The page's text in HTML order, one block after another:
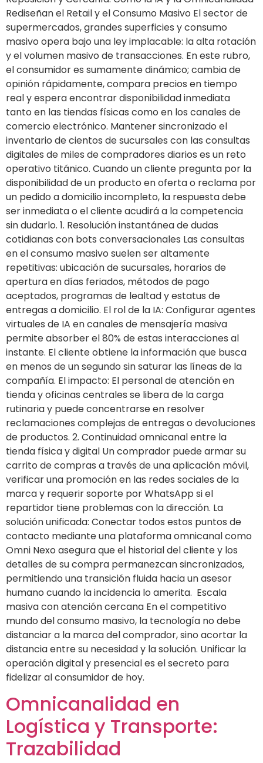
Rediseñan el Retail y el Consumo Masivo El sector de
supermercados, grandes superficies y consumo
masivo opera bajo una ley implacable: la alta rotación
y el volumen masivo de transacciones. En este rubro,
el consumidor es sumamente dinámico; cambia de
opinión rápidamente, compara precios en tiempo
real y espera encontrar disponibilidad inmediata
tanto en las tiendas físicas como en los canales de
comercio electrónico. Mantener sincronizado el
inventario de cientos de sucursales con las consultas
digitales de miles de compradores diarios es un reto
operativo titánico. Cuando un cliente pregunta por la
disponibilidad de un producto en oferta o reclama por
un pedido a domicilio incompleto, la respuesta debe
ser inmediata o el cliente acudirá a la competencia
sin dudarlo. 1. Resolución instantánea de dudas
cotidianas con bots conversacionales Las consultas
en el consumo masivo suelen ser altamente
repetitivas: ubicación de sucursales, horarios de
apertura en días feriados, métodos de pago
aceptados, programas de lealtad y estatus de
entregas a domicilio. El rol de la IA: Configurar agentes
virtuales de IA en canales de mensajería masiva
permite absorber el 80% de estas interacciones al
instante. El cliente obtiene la información que busca
en menos de un segundo sin saturar las líneas de la
compañía. El impacto: El personal de atención en
tienda y oficinas centrales se libera de la carga
rutinaria y puede concentrarse en resolver
reclamaciones complejas de entregas o devoluciones
de productos. 2. Continuidad omnicanal entre la
tienda física y digital Un comprador puede armar su
carrito de compras a través de una aplicación móvil,
verificar una promoción en las redes sociales de la
marca y requerir soporte por WhatsApp si el
repartidor tiene problemas con la dirección. La
solución unificada: Conectar todos estos puntos de
contacto mediante una plataforma omnicanal como
Omni Nexo asegura que el historial del cliente y los
detalles de su compra permanezcan sincronizados,
permitiendo una transición fluida hacia un asesor
humano cuando la incidencia lo amerita. Escala
masiva con atención cercana En el competitivo
mundo del consumo masivo, la tecnología no debe
distanciar a la marca del comprador, sino acortar la
distancia entre su necesidad y la solución. Unificar la
operación digital y presencial es el secreto para
fidelizar al consumidor de hoy.
Omnicanalidad en
Logística y Transporte:
Trazabilidad